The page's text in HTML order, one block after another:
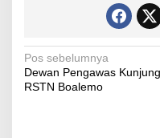
N
a
Pos sebelumnya
Dewan Pengawas
RSTN Boalemo